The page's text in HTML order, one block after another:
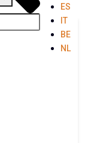
ES
IT
BE
NL